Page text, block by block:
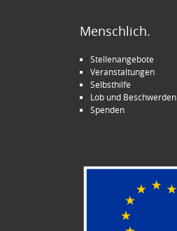
Menschlich.
Stellenangebote
Veranstaltungen
Selbsthilfe
Lob und Beschwerden
Spenden